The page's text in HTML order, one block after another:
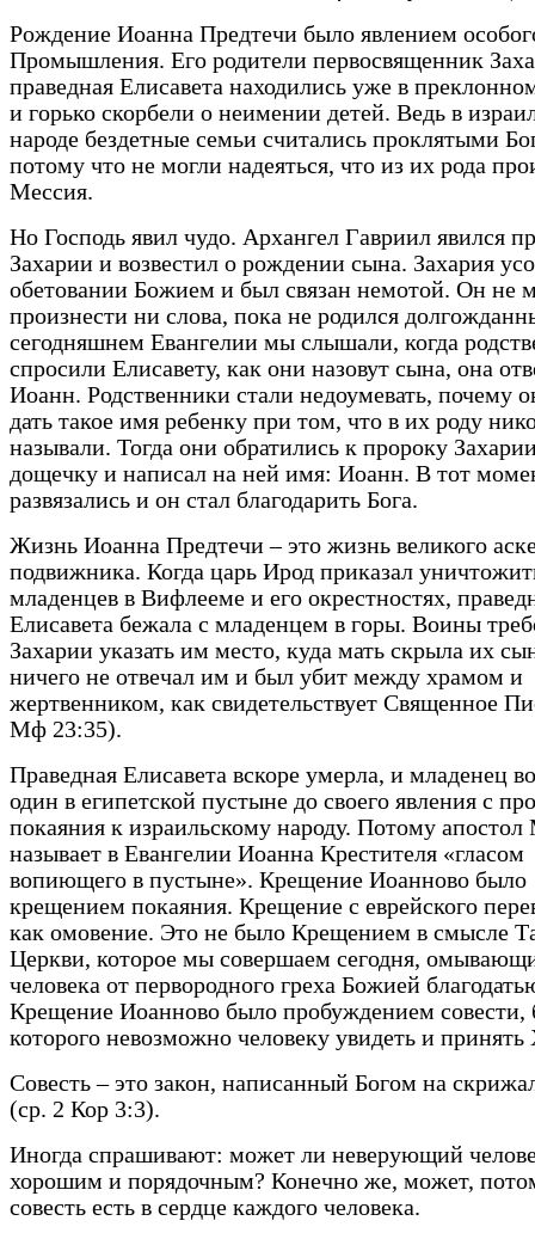
Рождение Иоанна Предтечи было явлением
Промышления. Его родители первосвященник
праведная Елисавета находились уже в
и горько скорбели о неимении детей. Ведь в
народе бездетные семьи считались проклятыми
потому что не могли надеяться, что из их рода
Мессия.
Но Господь явил чудо. Архангел Гавриил явился
Захарии и возвестил о рождении сына. Захария
обетовании Божием и был связан немотой. Он не
произнести ни слова, пока не родился
сегодняшнем Евангелии мы слышали, когда
спросили Елисавету, как они назовут сына, она
Иоанн. Родственники стали недоумевать, почему
дать такое имя ребенку при том, что в их роду
называли. Тогда они обратились к пророку
дощечку и написал на ней имя: Иоанн. В тот
развязались и он стал благодарить Бога.
Жизнь Иоанна Предтечи – это жизнь великого
подвижника. Когда царь Ирод приказал
младенцев в Вифлееме и его окрестностях,
Елисавета бежала с младенцем в горы. Воины
Захарии указать им место, куда мать скрыла их
ничего не отвечал им и был убит между храмом и
жертвенником, как свидетельствует Священное
Мф 23:35).
Праведная Елисавета вскоре умерла, и младенец
один в египетской пустыне до своего явления с
покаяния к израильскому народу. Потому
называет в Евангелии Иоанна Крестителя «гласом
вопиющего в пустыне». Крещение Иоанново было
крещением покаяния. Крещение с еврейского
как омовение. Это не было Крещением в смысле
Церкви, которое мы совершаем сегодня,
человека от первородного греха Божией
Крещение Иоанново было пробуждением совести,
которого невозможно человеку увидеть и принять
Совесть – это закон, написанный Богом на
(ср. 2 Кор 3:3).
Иногда спрашивают: может ли неверующий
хорошим и порядочным? Конечно же, может,
совесть есть в сердце каждого человека.